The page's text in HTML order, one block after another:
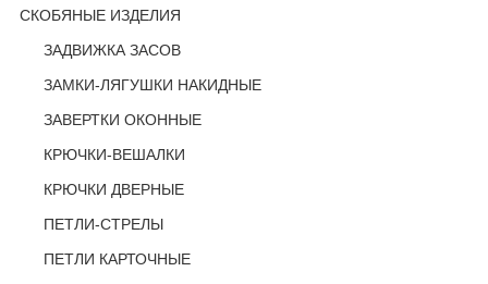
СКОБЯНЫЕ ИЗДЕЛИЯ
ЗАДВИЖКА ЗАСОВ
ЗАМКИ-ЛЯГУШКИ НАКИДНЫЕ
ЗАВЕРТКИ ОКОННЫЕ
КРЮЧКИ-ВЕШАЛКИ
КРЮЧКИ ДВЕРНЫЕ
ПЕТЛИ-СТРЕЛЫ
ПЕТЛИ КАРТОЧНЫЕ